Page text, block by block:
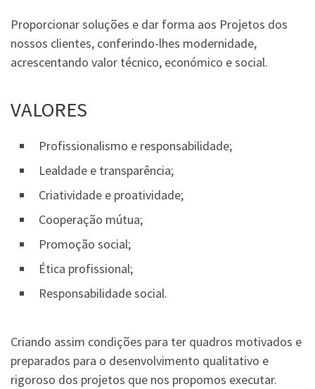
Proporcionar soluções e dar forma aos Projetos dos
nossos clientes, conferindo-lhes modernidade,
acrescentando valor técnico, económico e social.
VALORES
Profissionalismo e responsabilidade;
Lealdade e transparência;
Criatividade e proatividade;
Cooperação mútua;
Promoção social;
Ética profissional;
Responsabilidade social.
Criando assim condições para ter quadros motivados e
preparados para o desenvolvimento qualitativo e
rigoroso dos projetos que nos propomos executar.